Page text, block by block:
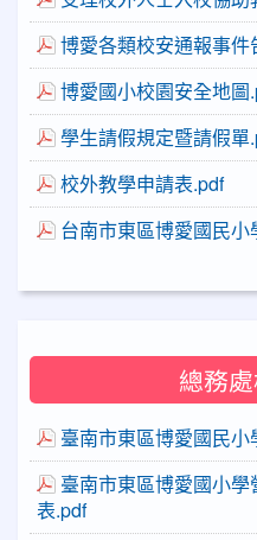
博愛各類校安通報事件
博愛國小校園安全地圖
學生請假規定暨請假單
校外教學申請表.pdf
台南市東區博愛國民
總務
臺南市東區博愛國民
臺南市東區博愛國小
表.pdf